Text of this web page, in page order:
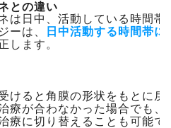
との違い
は日中、活動している時間
ーは、
日中活動する時間帯
します。
けると角膜の形状をもとに
療が合わなかった場合でも、
療に切り替えることも可能で